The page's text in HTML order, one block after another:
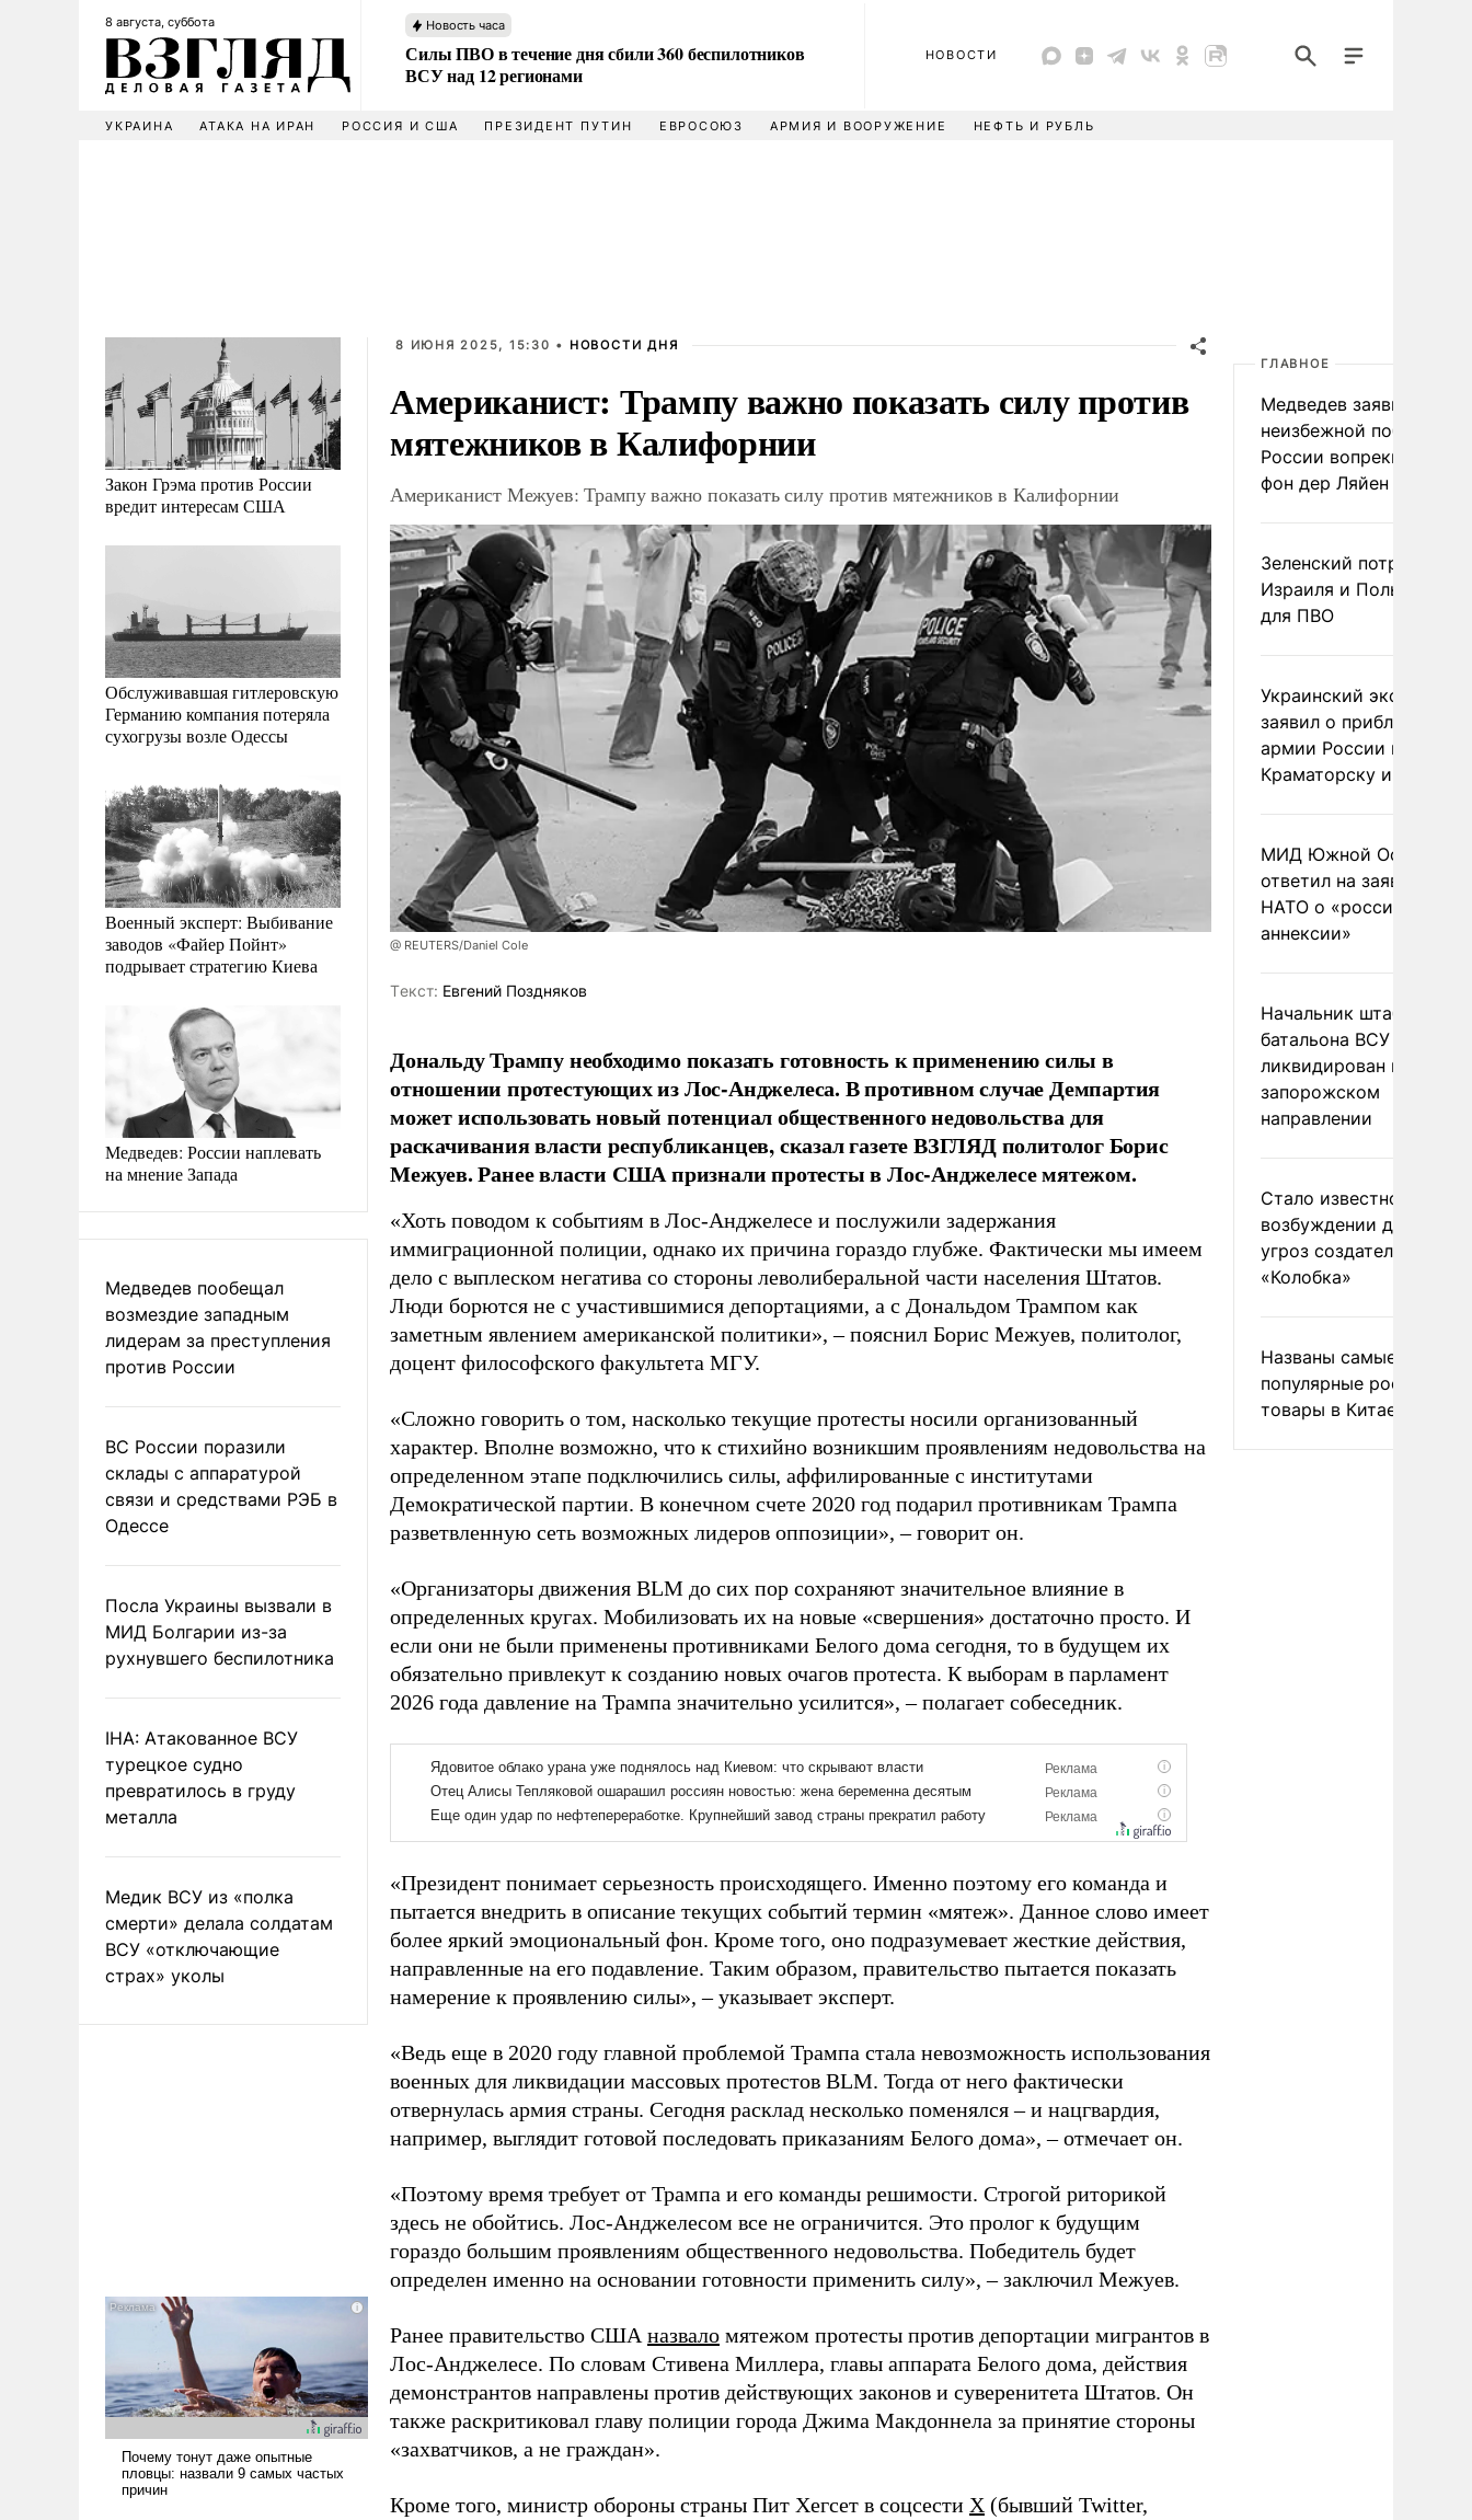
8 августа, суббота Новость часа
Силы ПВО в течение дня сбили 360 беспилотников
ВСУ над 12 регионами
НОВОСТИ
УКРАИНА АТАКА НА ИРАН РОССИЯ И США ПРЕЗИДЕНТ ПУТИН ЕВРОСОЮЗ АРМИЯ И ВООРУЖЕНИЕ НЕФТЬ И РУБЛЬ
Закон Грэма против России
вредит интересам США
Обслуживавшая гитлеровскую
Германию компания потеряла
сухогрузы возле Одессы
Военный эксперт: Выбивание
заводов «Файер Пойнт»
подрывает стратегию Киева
Медведев: России наплевать
на мнение Запада
Медведев пообещал
возмездие западным
лидерам за преступления
против России
ВС России поразили
склады с аппаратурой
связи и средствами РЭБ в
Одессе
Посла Украины вызвали в
МИД Болгарии из-за
рухнувшего беспилотника
IHA: Атакованное ВСУ
турецкое судно
превратилось в груду
металла
Медик ВСУ из «полка
смерти» делала солдатам
ВСУ «отключающие
страх» уколы
8 ИЮНЯ 2025, 15:30 • НОВОСТИ ДНЯ
Американист: Трампу важно показать силу против
мятежников в Калифорнии
Американист Межуев: Трампу важно показать силу против мятежников в Калифорнии
@ REUTERS/Daniel Cole
Tекст: Евгений Поздняков
Дональду Трампу необходимо показать готовность к применению силы в
отношении протестующих из Лос-Анджелеса. В противном случае Демпартия
может использовать новый потенциал общественного недовольства для
раскачивания власти республиканцев, сказал газете ВЗГЛЯД политолог Борис
Межуев. Ранее власти США признали протесты в Лос-Анджелесе мятежом.
«Хоть поводом к событиям в Лос-Анджелесе и послужили задержания
иммиграционной полиции, однако их причина гораздо глубже. Фактически мы имеем
дело с выплеском негатива со стороны леволиберальной части населения Штатов.
Люди борются не с участившимися депортациями, а с Дональдом Трампом как
заметным явлением американской политики», – пояснил Борис Межуев, политолог,
доцент философского факультета МГУ.
«Сложно говорить о том, насколько текущие протесты носили организованный
характер. Вполне возможно, что к стихийно возникшим проявлениям недовольства на
определенном этапе подключились силы, аффилированные с институтами
Демократической партии. В конечном счете 2020 год подарил противникам Трампа
разветвленную сеть возможных лидеров оппозиции», – говорит он.
«Организаторы движения BLM до сих пор сохраняют значительное влияние в
определенных кругах. Мобилизовать их на новые «свершения» достаточно просто. И
если они не были применены противниками Белого дома сегодня, то в будущем их
обязательно привлекут к созданию новых очагов протеста. К выборам в парламент
2026 года давление на Трампа значительно усилится», – полагает собеседник.
«Президент понимает серьезность происходящего. Именно поэтому его команда и
пытается внедрить в описание текущих событий термин «мятеж». Данное слово имеет
более яркий эмоциональный фон. Кроме того, оно подразумевает жесткие действия,
направленные на его подавление. Таким образом, правительство пытается показать
намерение к проявлению силы», – указывает эксперт.
«Ведь еще в 2020 году главной проблемой Трампа стала невозможность использования
военных для ликвидации массовых протестов BLM. Тогда от него фактически
отвернулась армия страны. Сегодня расклад несколько поменялся – и нацгвардия,
например, выглядит готовой последовать приказаниям Белого дома», – отмечает он.
«Поэтому время требует от Трампа и его команды решимости. Строгой риторикой
здесь не обойтись. Лос-Анджелесом все не ограничится. Это пролог к будущим
гораздо большим проявлениям общественного недовольства. Победитель будет
определен именно на основании готовности применить силу», – заключил Межуев.
Ранее правительство СШАназвало мятежом протесты против депортации мигрантов в
Лос-Анджелесе. По словам Стивена Миллера, главы аппарата Белого дома, действия
демонстрантов направлены против действующих законов и суверенитета Штатов. Он
также раскритиковал главу полиции города Джима Макдоннела за принятие стороны
«захватчиков, а не граждан».
Кроме того, министр обороны страны Пит Хегсет в соцсести Х (бывший Twitter,
ГЛАВНОЕ
Медведев заявил о
неизбежной победе
России вопреки словам
фон дер Ляйен
Зеленский потребовал
Израиля и Польши
для ПВО
Украинский эксперт
заявил о приближении
армии России к
Краматорску и
МИД Южной Осетии
ответил на заявления
НАТО о «российской
аннексии»
Начальник штаба
батальона ВСУ
ликвидирован на
запорожском
направлении
Стало известно о
возбуждении дела из-
угроз создателям
«Колобка»
Названы самые
популярные российские
товары в Китае